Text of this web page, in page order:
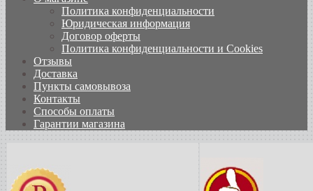
Политика конфиденциальности
Юридическая информация
Договор оферты
Политика конфиденциальности и Cookies
Отзывы
Доставка
Пункты самовывоза
Контакты
Способы оплаты
Гарантии магазина